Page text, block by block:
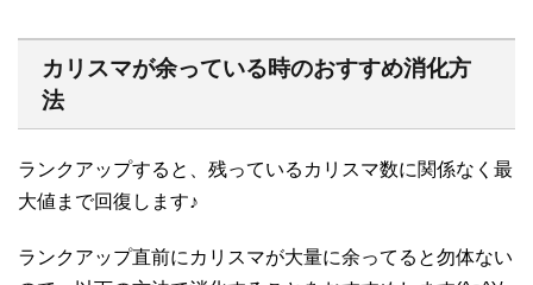
カリスマが余っている時のおすすめ消化方
法
ランクアップすると、残っているカリスマ数に関係なく最
大値まで回復します♪
ランクアップ直前にカリスマが大量に余ってると勿体ない